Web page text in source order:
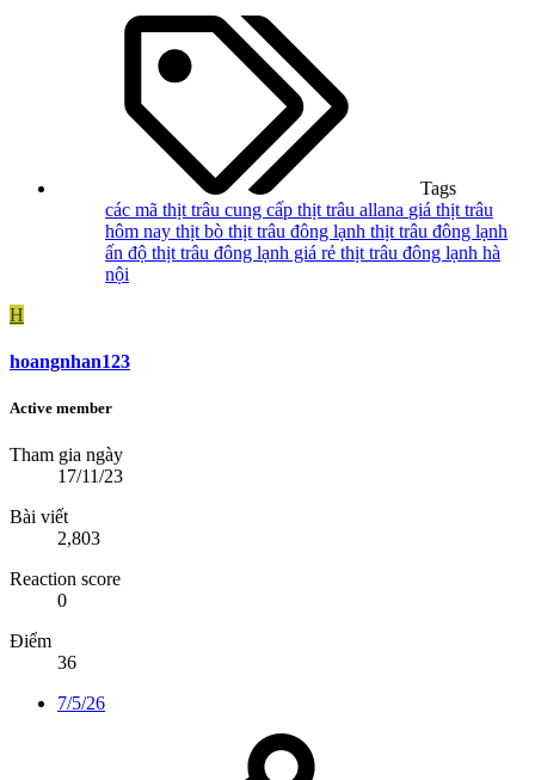
Tags
các mã thịt trâu cung cấp thịt trâu allana giá thịt trâu
hôm nay thịt bò thịt trâu đông lạnh thịt trâu đông lạnh
ấn độ thịt trâu đông lạnh giá rẻ thịt trâu đông lạnh hà
nội
H
hoangnhan123
Active member
Tham gia ngày
17/11/23
Bài viết
2,803
Reaction score
0
Điểm
36
7/5/26